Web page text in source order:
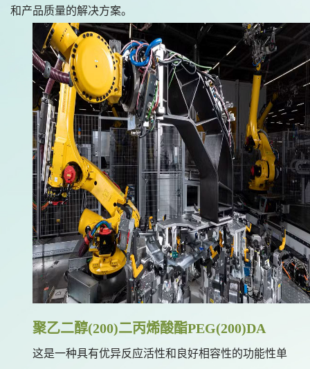
和产品质量的解决方案。
聚乙二醇(200)二丙烯酸酯PEG(200)DA
这是一种具有优异反应活性和良好相容性的功能性单